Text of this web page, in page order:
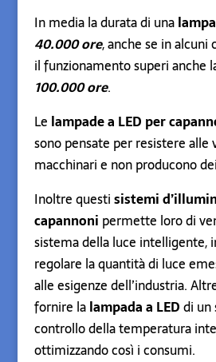
In media la durata di una
40.000 ore, anche se in alcuni
il funzionamento superi anche
100.000 ore.
Le lampade a LED per
sono pensate per resistere alle
macchinari e non producono
Inoltre questisistemi
capannoni permette loro di
sistema della luce intelligente,
regolare la quantità di luce
alle esigenze dell’industria.
fornire lalampada a LEDdi un
controllo della temperatura
ottimizzando così i consumi.